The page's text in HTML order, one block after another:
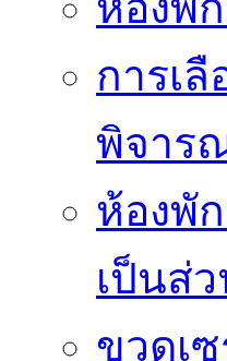
การเ
พิจาร
ห้องพั
เป็นส่
ขวดเ